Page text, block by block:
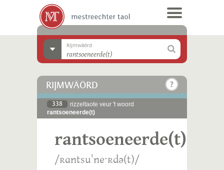
Rijmwäörd
RIJMWÄÖRD
338
rizzeltaote veur 't woord
rantsoeneerde(t)
rantsoeneerde(t)
/ʀɑntsuˈneˑʀdə(t)/